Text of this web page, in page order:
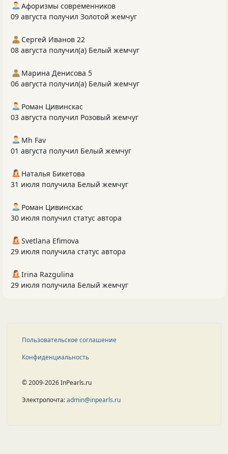
Афоризмы современников
09 августа получил Золотой жемчуг
Сергей Иванов 22
08 августа получил(а) Белый жемчуг
Марина Денисова 5
06 августа получил(а) Белый жемчуг
Роман Цивинскас
03 августа получил Розовый жемчуг
Mh Fav
01 августа получил Белый жемчуг
Наталья Бикетова
31 июля получила Белый жемчуг
Роман Цивинскас
30 июля получил статус автора
Svetlana Efimova
29 июля получила статус автора
Irina Razgulina
29 июля получила Белый жемчуг
Пользовательское соглашение
Конфиденциальность
© 2009-2026 InPearls.ru
Электропочта:admin@inpearls.ru